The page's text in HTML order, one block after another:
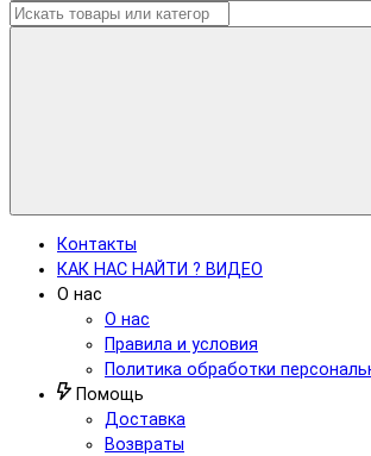
Контакты
КАК НАС НАЙТИ ? ВИДЕО
О нас
О нас
Правила и условия
Политика обработки
Помощь
Доставка
Возвраты